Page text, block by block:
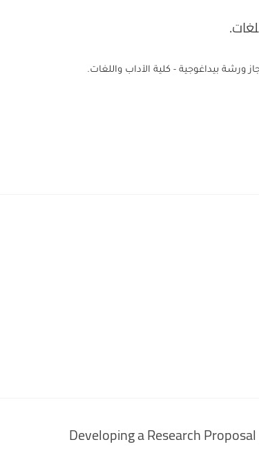
ورشة بيداغوجية - كلية الآداب واللغات.